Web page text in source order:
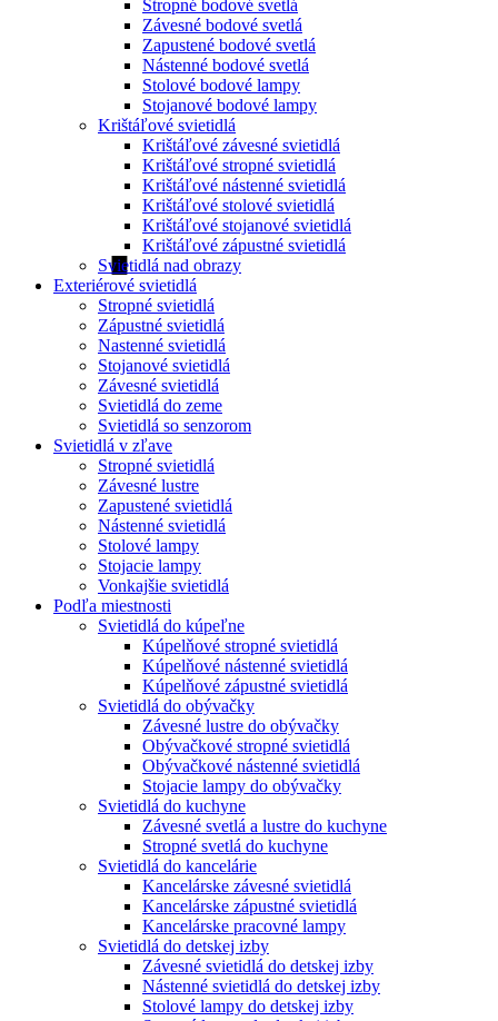
Stropné bodové svetlá
Závesné bodové svetlá
Zapustené bodové svetlá
Nástenné bodové svetlá
Stolové bodové lampy
Stojanové bodové lampy
Krištáľové svietidlá
Krištáľové závesné svietidlá
Krištáľové stropné svietidlá
Krištáľové nástenné svietidlá
Krištáľové stolové svietidlá
Krištáľové stojanové svietidlá
Krištáľové zápustné svietidlá
Svietidlá nad obrazy
Exteriérové svietidlá
Stropné svietidlá
Zápustné svietidlá
Nastenné svietidlá
Stojanové svietidlá
Závesné svietidlá
Svietidlá do zeme
Svietidlá so senzorom
Svietidlá v zľave
Stropné svietidlá
Závesné lustre
Zapustené svietidlá
Nástenné svietidlá
Stolové lampy
Stojacie lampy
Vonkajšie svietidlá
Podľa miestnosti
Svietidlá do kúpeľne
Kúpelňové stropné svietidlá
Kúpelňové nástenné svietidlá
Kúpelňové zápustné svietidlá
Svietidlá do obývačky
Závesné lustre do obývačky
Obývačkové stropné svietidlá
Obývačkové nástenné svietidlá
Stojacie lampy do obývačky
Svietidlá do kuchyne
Závesné svetlá a lustre do kuchyne
Stropné svetlá do kuchyne
Svietidlá do kancelárie
Kancelárske závesné svietidlá
Kancelárske zápustné svietidlá
Kancelárske pracovné lampy
Svietidlá do detskej izby
Závesné svietidlá do detskej izby
Nástenné svietidlá do detskej izby
Stolové lampy do detskej izby